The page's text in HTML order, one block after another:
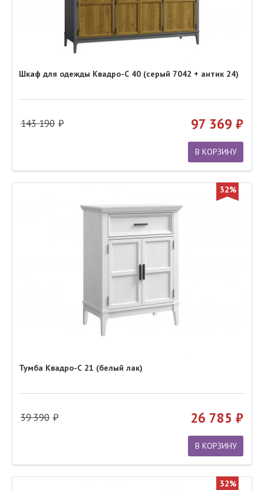
Шкаф для одежды Квадро-С 40 (серый 7042 + антик 24)
143 190 97 369
В КОРЗИНУ
32%
Тумба Квадро-С 21 (белый лак)
39 390 26 785
В КОРЗИНУ
32%